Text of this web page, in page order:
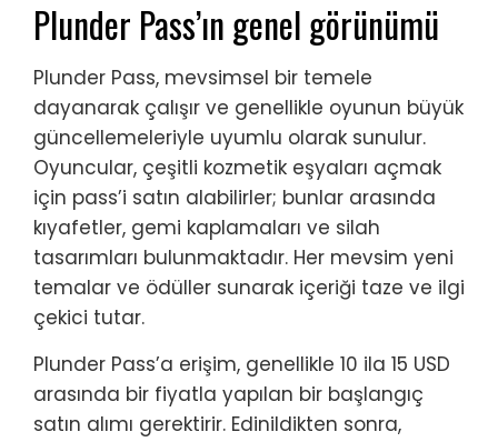
Plunder Pass’ın genel görünümü
Plunder Pass, mevsimsel bir temele
dayanarak çalışır ve genellikle oyunun büyük
güncellemeleriyle uyumlu olarak sunulur.
Oyuncular, çeşitli kozmetik eşyaları açmak
için pass’i satın alabilirler; bunlar arasında
kıyafetler, gemi kaplamaları ve silah
tasarımları bulunmaktadır. Her mevsim yeni
temalar ve ödüller sunarak içeriği taze ve ilgi
çekici tutar.
Plunder Pass’a erişim, genellikle 10 ila 15 USD
arasında bir fiyatla yapılan bir başlangıç
satın alımı gerektirir. Edinildikten sonra,